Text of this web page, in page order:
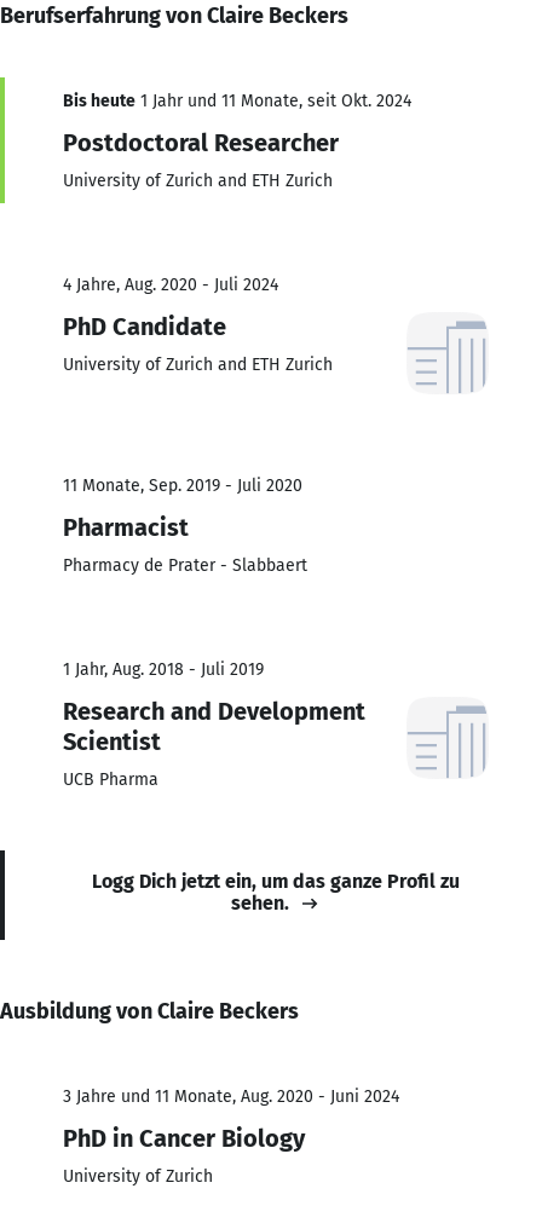
Berufserfahrung von Claire Beckers
Bis heute 1 Jahr und 11 Monate, seit Okt. 2024
Postdoctoral Researcher
University of Zurich and ETH Zurich
4 Jahre, Aug. 2020 - Juli 2024
PhD Candidate
University of Zurich and ETH Zurich
11 Monate, Sep. 2019 - Juli 2020
Pharmacist
Pharmacy de Prater - Slabbaert
1 Jahr, Aug. 2018 - Juli 2019
Research and Development
Scientist
UCB Pharma
Logg Dich jetzt ein, um das ganze Profil zu
sehen.
Ausbildung von Claire Beckers
3 Jahre und 11 Monate, Aug. 2020 - Juni 2024
PhD in Cancer Biology
University of Zurich